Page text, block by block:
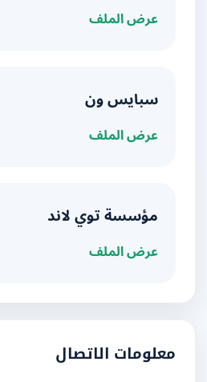
عرض الملف
سبايس ون
عرض الملف
مؤسسة توي لاند
عرض الملف
معلومات الاتصال